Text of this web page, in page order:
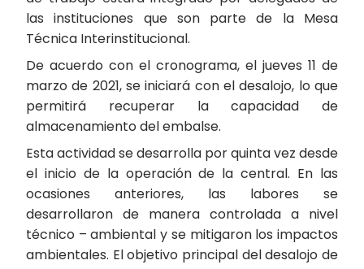
las instituciones que son parte de la Mesa
Técnica Interinstitucional.
De acuerdo con el cronograma, el jueves 11 de
marzo de 2021, se iniciará con el desalojo, lo que
permitirá recuperar la capacidad de
almacenamiento del embalse.
Esta actividad se desarrolla por quinta vez desde
el inicio de la operación de la central. En las
ocasiones anteriores, las labores se
desarrollaron de manera controlada a nivel
técnico – ambiental y se mitigaron los impactos
ambientales. El objetivo principal del desalojo de